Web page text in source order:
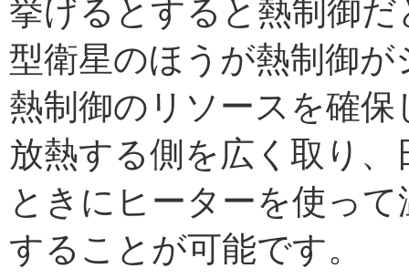
挙げるとすると熱制御
型衛星のほうが熱制御
熱制御のリソースを確
放熱する側を広く取り
ときにヒーターを使っ
することが可能です。